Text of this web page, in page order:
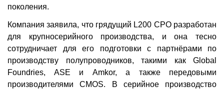
поколения.
Компания заявила, что грядущий L200 CPO разработан
для крупносерийного производства, и она тесно
сотрудничает для его подготовки с партнёрами по
производству полупроводников, такими как Global
Foundries, ASE и Amkor, а также передовыми
производителями CMOS. В серийное производство